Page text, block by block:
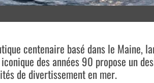
centenaire basé dans le Maine,
des années 90 propose un
de divertissement en mer.